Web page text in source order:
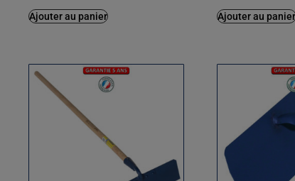
Ajouter au panier Ajouter au panier